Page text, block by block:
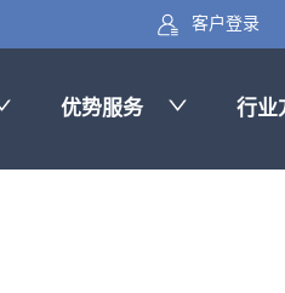
客户登录
优势服务 行业